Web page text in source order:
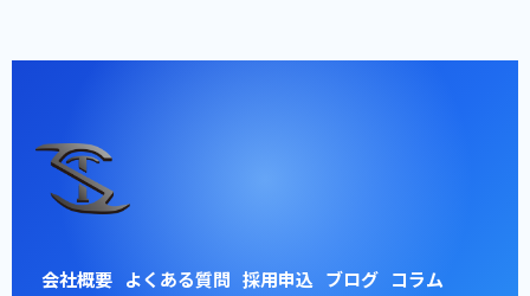
会社概要 よくある質問 採用申込 ブログ コラム